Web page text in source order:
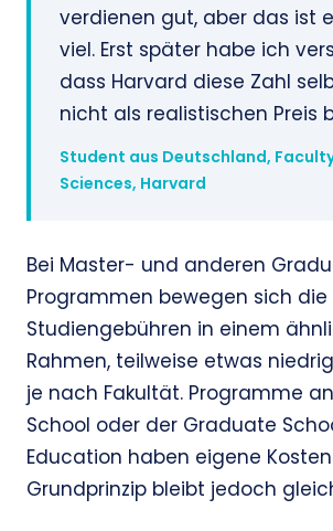
verdienen gut, aber das ist
viel. Erst später habe ich
dass Harvard diese Zahl
nicht als realistischen Preis
Student aus Deutschland,
Sciences, Harvard
Bei Master- und anderen
Programmen bewegen sich die
Studiengebühren in einem
Rahmen, teilweise etwas
je nach Fakultät. Programme
School oder der Graduate
Education haben eigene
Grundprinzip bleibt jedoch